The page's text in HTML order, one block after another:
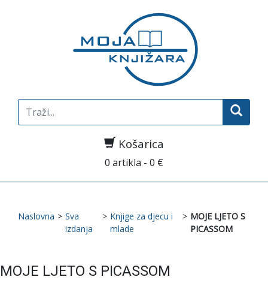
Search
for:
Košarica
0 artikla - 0 €
Naslovna > Sva
izdanja
> Knjige za djecu i
mlade
> MOJE LJETO S
PICASSOM
MOJE LJETO S PICASSOM